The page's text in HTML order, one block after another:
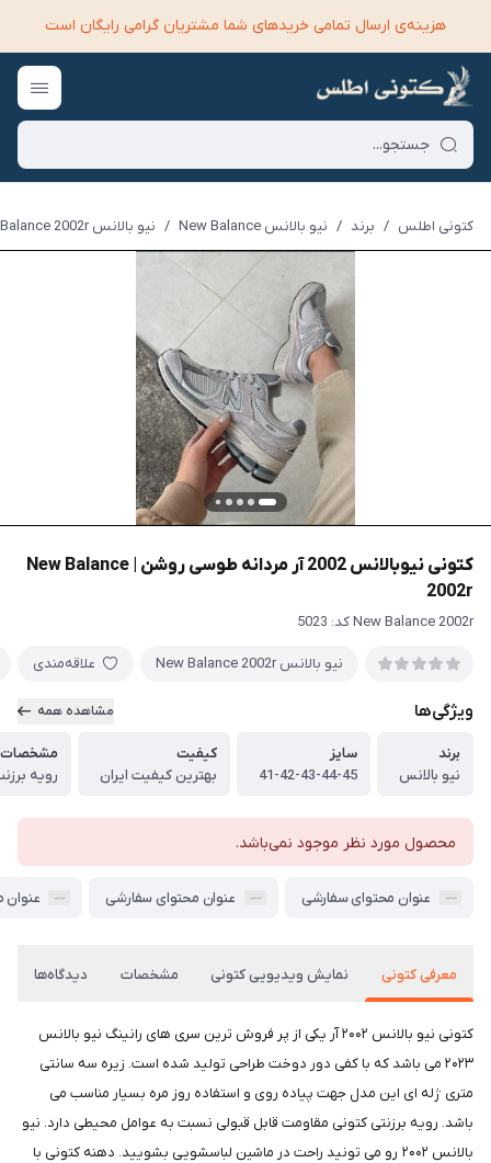
هزینه‌ی ارسال تمامی خرید‌های شما مشتریان گرامی رایگان است
کتونی اطلس / برند / نیو بالانس New Balance / نیو بالانس New Balance 2002r
کتونی نیوبالانس 2002 آر مردانه طوسی روشن | New Balance
2002r
New Balance 2002r کد: 5023
نیو بالانس New Balance 2002r علاقه‌مندی
ویژگی‌ها مشاهده همه
برند
نیو بالانس
سایز
41-42-43-44-45
کیفیت
بهترین کیفیت ایران
مشخصات
رویه
محصول مورد نظر موجود نمی‌باشد.
عنوان محتوای سفارشی عنوان محتوای سفارشی عنوان
معرفی کتونی نمایش ویدیویی کتونی مشخصات دیدگاه‌ها
کتونی نیو بالانس ۲۰۰۲ آر یکی از پر فروش ترین سری های رانینگ نیو بالانس
۲۰۲۳ می باشد که با کفی دور دوخت طراحی ‌‌تولید شده است. زیره سه سانتی
متری ژله ای این مدل جهت پیاده روی و استفاده روز مره بسیار مناسب می
باشد. رویه برزنتی کتونی مقاومت قابل قبولی نسبت به عوامل محیطی دارد. نیو
بالانس ۲۰۰۲ رو می تونید راحت در ماشین لباسشویی بشویید. دهنه کتونی با